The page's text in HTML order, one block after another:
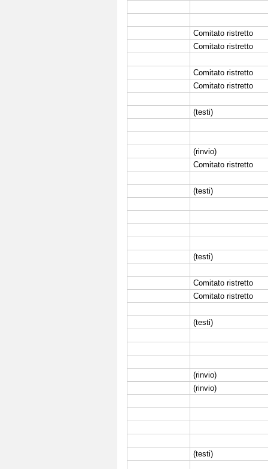
Comitato ristretto
Comitato ristretto
Comitato ristretto
Comitato ristretto
(testi)
(rinvio)
Comitato ristretto
(testi)
(testi)
Comitato ristretto
Comitato ristretto
(testi)
(rinvio)
(rinvio)
(testi)